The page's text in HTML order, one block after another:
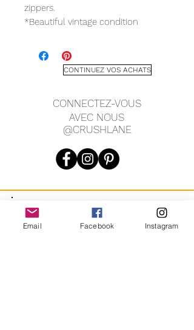
zippers.
*Beautiful vintage condition
TAGGED
PAULINE B/ davos gomma
Made in Italy
MEASUREMENTS
1.25" heel height
20.5" tall at front
CONTINUEZ VOS ACHATS
CONNECTEZ-VOUS
AVEC NOUS
@CRUSHLANE
JOIN OUR MAILING LIST
Email Facebook Instagram